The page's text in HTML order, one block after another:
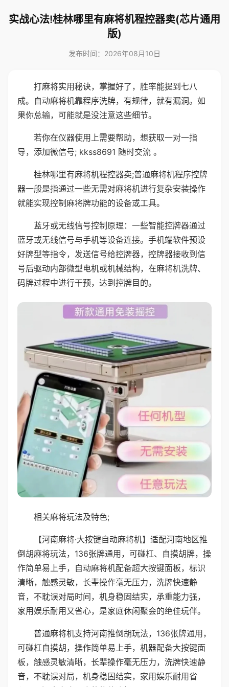
实战心法!桂林哪里有麻将机程控器卖(芯片通用
版)
发布时间：2026年08月10日
打麻将实用秘诀，掌握好了，胜率能提到七八
成。自动麻将机靠程序洗牌，有规律，就有漏洞。如
果你总输，可能就是没注意这些细节。
若你在仪器使用上需要帮助，想获取一对一指
导，添加微信号; kkss8691 随时交流 。
桂林哪里有麻将机程控器卖;普通麻将机程序控牌
器一般是指通过一些无需对麻将机进行复杂安装操作
就能实现控制麻将牌功能的设备或工具。
蓝牙或无线信号控制原理：一些智能控牌器通过
蓝牙或无线信号与手机等设备连接。手机端软件预设
好牌型等指令，发送信号给控牌器，控牌器接收到信
号后驱动内部微型电机或机械结构，在麻将机洗牌、
码牌过程中进行干预，达到控牌目的。
相关麻将玩法及特色;
【河南麻将·大按键自动麻将机】适配河南地区推
倒胡麻将玩法，136张牌通用，可碰杠、自摸胡牌，操
作简单易上手，自动麻将机配备超大按键面板，标识
清晰，触感灵敏，长辈操作毫无压力，洗牌快速静
音，不耽误对局时间，机身稳固结实，承重能力强，
家用娱乐耐用又省心，是家庭休闲聚会的绝佳玩伴。
普通麻将机支持河南推倒胡玩法，136张牌通用，
可碰杠自摸胡，操作简单易上手，机器配备大按键面
板，触感灵敏清晰，长辈操作毫无压力，洗牌快速静
音，不耽误对局，机身稳固结实，家用娱乐耐用省